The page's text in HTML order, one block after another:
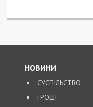
НОВИНИ
СУСПІЛЬСТВО
ГРОШІ